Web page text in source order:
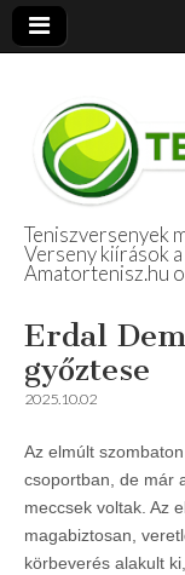
Teniszversenyek
Verseny kiírások
Amatortenisz.hu
Erdal
győztese
2025.10.02
Az elmúlt
csoportban, de már
meccsek voltak. Az
magabiztosan,
körbeverés alakult